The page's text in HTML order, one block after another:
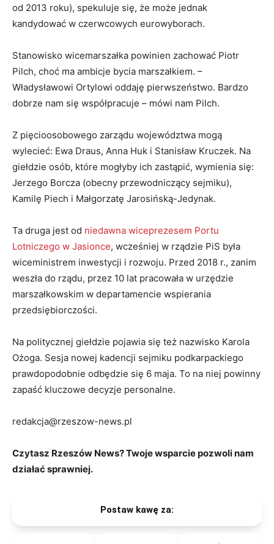
od 2013 roku), spekuluje się, że może jednak
kandydować w czerwcowych eurowyborach.
Stanowisko wicemarszałka powinien zachować Piotr
Pilch, choć ma ambicje bycia marszałkiem. –
Władysławowi Ortylowi oddaję pierwszeństwo. Bardzo
dobrze nam się współpracuje – mówi nam Pilch.
Z pięcioosobowego zarządu województwa mogą
wylecieć: Ewa Draus, Anna Huk i Stanisław Kruczek. Na
giełdzie osób, które mogłyby ich zastąpić, wymienia się:
Jerzego Borcza (obecny przewodniczący sejmiku),
Kamilę Piech i Małgorzatę Jarosińską-Jedynak.
Ta druga jest od niedawna wiceprezesem Portu
Lotniczego w Jasionce, wcześniej w rządzie PiS była
wiceministrem inwestycji i rozwoju. Przed 2018 r., zanim
weszła do rządu, przez 10 lat pracowała w urzędzie
marszałkowskim w departamencie wspierania
przedsiębiorczości.
Na politycznej giełdzie pojawia się też nazwisko Karola
Ożoga. Sesja nowej kadencji sejmiku podkarpackiego
prawdopodobnie odbędzie się 6 maja. To na niej powinny
zapaść kluczowe decyzje personalne.
redakcja@rzeszow-news.pl
Czytasz Rzeszów News? Twoje wsparcie pozwoli nam
działać sprawniej.
Postaw kawę za: